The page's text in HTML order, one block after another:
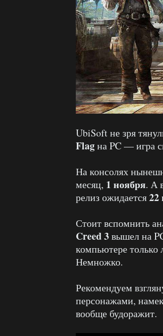
UbiSoft не зря
Flagна PC — игра
На консолях
месяц, 1 ноября. А
релиз ожидается22
Стоит вспомнить
Creed 3вышел на
компьютере только
Немножко.
Рекомендуем
персонажами,
вообще будоражит.